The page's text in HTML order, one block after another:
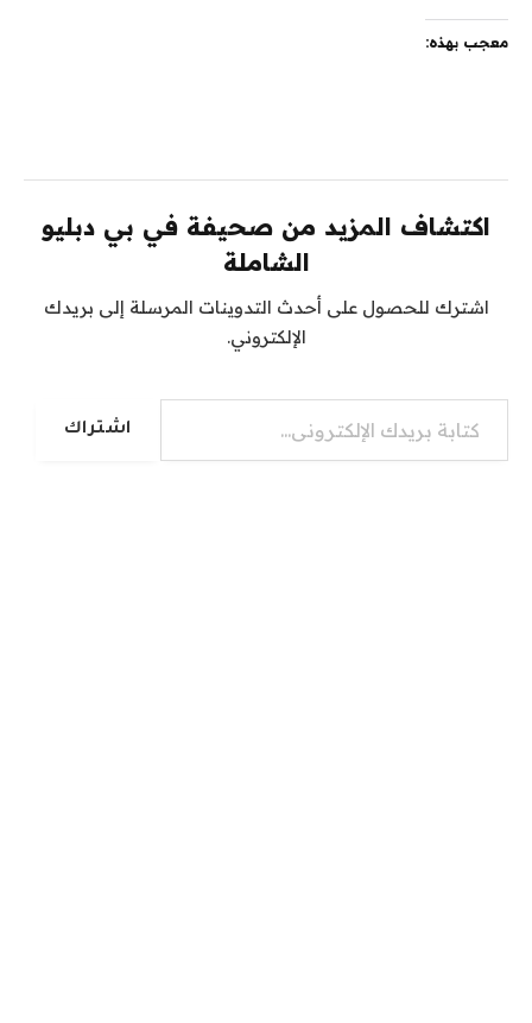
معجب بهذه:
اكتشاف المزيد من صحيفة في بي دبليو
الشاملة
اشترك للحصول على أحدث التدوينات المرسلة إلى بريدك
الإلكتروني.
كتابة بريدك الإلكتروني...
اشتراك